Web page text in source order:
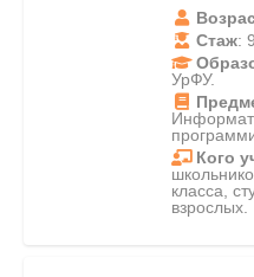
Стаж:
УрФУ.
Кого
класса,
взрослых.